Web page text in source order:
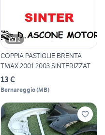
2
COPPIA PASTIGLIE BRENTA
TMAX 2001 2003 SINTERIZZAT
13 €
Bernareggio(MB)